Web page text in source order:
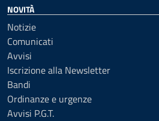
NOVITÀ
Notizie
Comunicati
Avvisi
Iscrizione alla Newsletter
Bandi
Ordinanze e urgenze
Avvisi P.G.T.